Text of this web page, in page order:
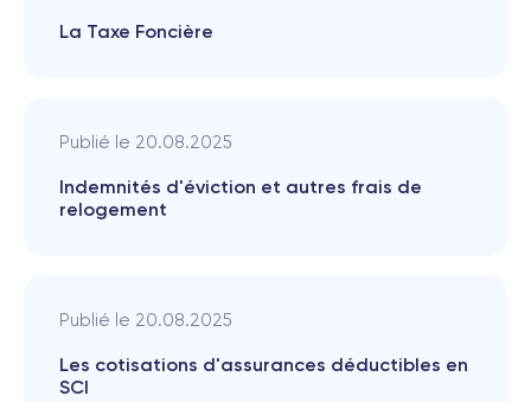
La Taxe Foncière
Publié le 20.08.2025
Indemnités d'éviction et autres frais de
relogement
Publié le 20.08.2025
Les cotisations d'assurances déductibles en
SCI